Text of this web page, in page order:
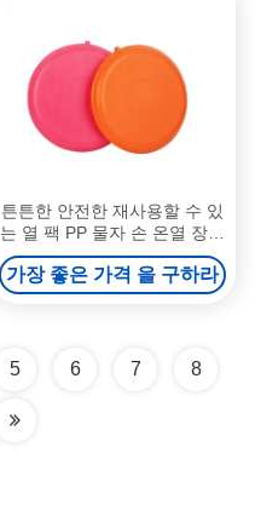
튼튼한 안전한 재사용할 수 있
는 열 팩 PP 물자 손 온열 장치
를 주문을 받아서 만드십시오
가장 좋은 가격 을 구하라
5 6 7 8